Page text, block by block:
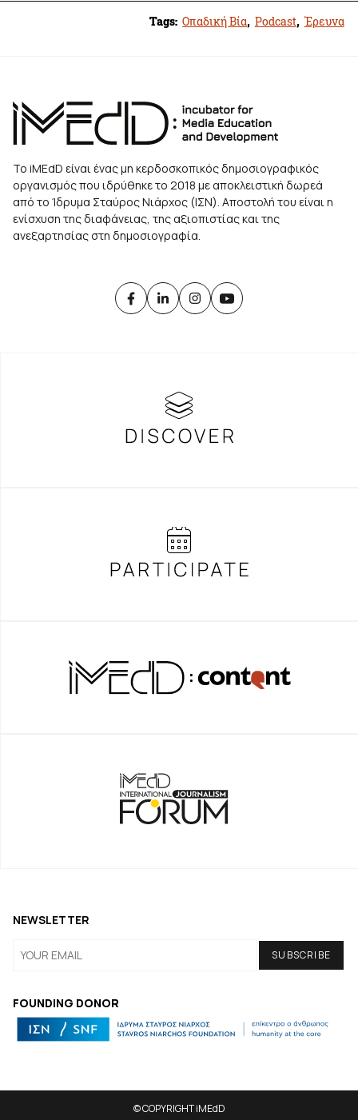
Tags: Οπαδική Βία, Podcast, Έρευνα
Το iMEdD είναι ένας μη κερδοσκοπικός δημοσιογραφικός
οργανισμός που ιδρύθηκε το 2018 με αποκλειστική δωρεά
από το Ίδρυμα Σταύρος Νιάρχος (ΙΣΝ). Αποστολή του είναι η
ενίσχυση της διαφάνειας, της αξιοπιστίας και της
ανεξαρτησίας στη δημοσιογραφία.
FOUNDING DONOR
NEWSLETTER
© COPYRIGHT iMEdD